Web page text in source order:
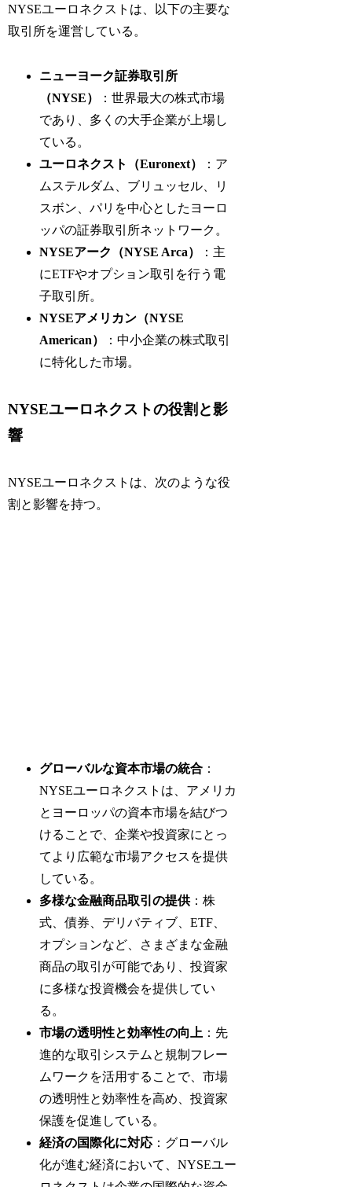
NYSEユーロネクストは、以下の主要な
取引所を運営している。
ニューヨーク証券取引所
（NYSE）
：世界最大の株式市場
であり、多くの大手企業が上場し
ている。
ユーロネクスト（Euronext）
：ア
ムステルダム、ブリュッセル、リ
スボン、パリを中心としたヨーロ
ッパの証券取引所ネットワーク。
NYSEアーク（NYSE Arca）
：主
にETFやオプション取引を行う電
子取引所。
NYSEアメリカン（NYSE
American）
：中小企業の株式取引
に特化した市場。
NYSEユーロネクストの役割と影
響
NYSEユーロネクストは、次のような役
割と影響を持つ。
グローバルな資本市場の統合 ：
NYSEユーロネクストは、アメリカ
とヨーロッパの資本市場を結びつ
けることで、企業や投資家にとっ
てより広範な市場アクセスを提供
している。
多様な金融商品取引の提供：株
式、債券、デリバティブ、ETF、
オプションなど、さまざまな金融
商品の取引が可能であり、投資家
に多様な投資機会を提供してい
る。
市場の透明性と効率性の向上 ：先
進的な取引システムと規制フレー
ムワークを活用することで、市場
の透明性と効率性を高め、投資家
保護を促進している。
経済の国際化に対応 ：グローバル
化が進む経済において、NYSEユー